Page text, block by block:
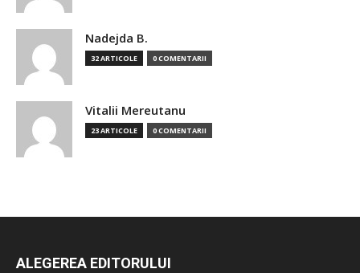
Nadejda B.
32 ARTICOLE 0 COMENTARII
Vitalii Mereutanu
23 ARTICOLE 0 COMENTARII
ALEGEREA EDITORULUI